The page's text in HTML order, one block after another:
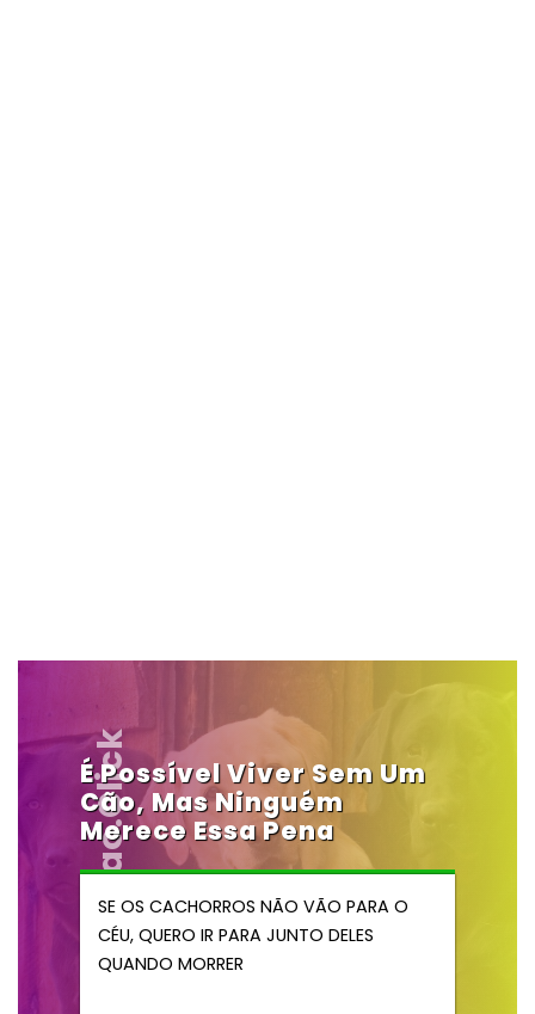
Vendocao.click
É Possível Viver Sem Um
Cão, Mas Ninguém
Merece Essa Pena
SE OS CACHORROS NÃO VÃO PARA O
CÉU, QUERO IR PARA JUNTO DELES
QUANDO MORRER